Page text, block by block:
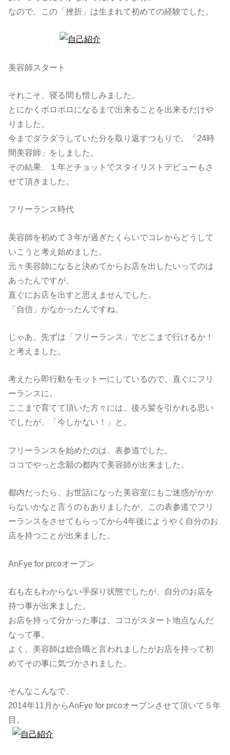
なので、この「挫折」は生まれて初めての経験でした。
美容師スタート
それこそ、寝る間も惜しみました。
とにかくボロボロになるまで出来ることを出来るだけや
りました。
今までダラダラしていた分を取り返すつもりで、「24時
間美容師」をしました。
その結果、１年とチョットでスタイリストデビューもさ
せて頂きました。
フリーランス時代
美容師を初めて３年が過ぎたくらいでコレからどうして
いこうと考え始めました。
元々美容師になると決めてからお店を出したいってのは
あったんですが、
直ぐにお店を出すと思えませんでした。
「自信」がなかったんですね。
じゃあ、先ずは「フリーランス」でどこまで行けるか！
と考えました。
考えたら即行動をモットーにしているので、直ぐにフリ
ーランスに。
ここまで育てて頂いた方々には、後ろ髪を引かれる思い
でしたが、「今しかない！」と。
フリーランスを始めたのは、表参道でした。
ココでやっと念願の都内で美容師が出来ました。
都内だったら、お世話になった美容室にもご迷惑がかか
らないかなと言うのもありましたが、この表参道でフリ
ーランスをさせてもらってから4年後にようやく自分のお
店を持つことが出来ました。
AnFye for prcoオープン
右も左もわからない手探り状態でしたが、自分のお店を
持つ事が出来ました。
お店を持って分かった事は、ココがスタート地点なんだ
なって事。
よく、美容師は総合職と言われましたがお店を持って初
めてその事に気づかされました。
そんなこんなで、
2014年11月からAnFye for prcoオープンさせて頂いて５年
目。